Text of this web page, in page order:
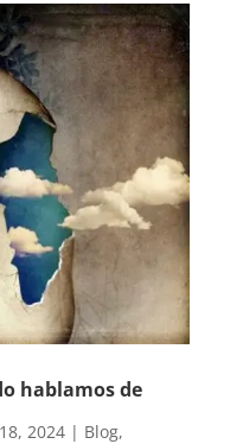
hablamos de
2024| Blog,